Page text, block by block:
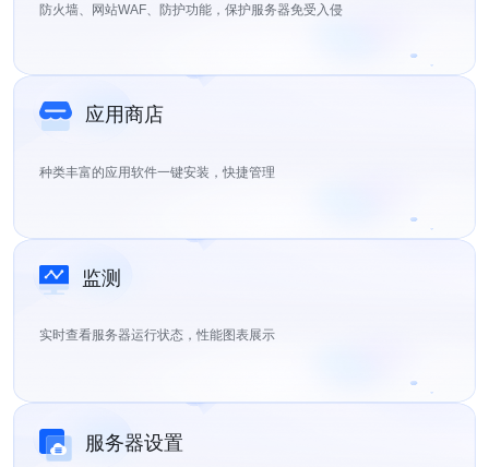
防火墙、网站WAF、防护功能，保护服务器免受入侵
应用商店
种类丰富的应用软件一键安装，快捷管理
监测
实时查看服务器运行状态，性能图表展示
服务器设置